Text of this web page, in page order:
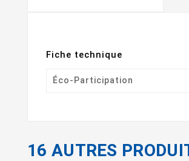
Fiche technique
Éco-Participation
16 AUTRES